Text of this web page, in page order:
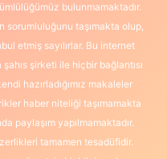
bulunmamaktadır.
sorumluluğunu taşımakta olup,
etmiş sayılırlar. Bu internet
şirketi ile hiçbir bağlantısı
hazırladığımız makaleler
haber niteliği taşımamakta
paylaşım yapılmamaktadır.
tamamen tesadüfidir.